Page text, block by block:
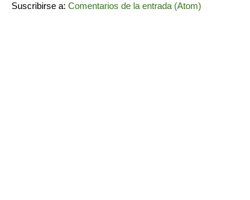
Suscribirse a: Comentarios de la entrada (Atom)